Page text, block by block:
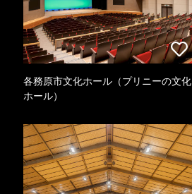
各務原市文化ホール（プリニーの文化
ホール）